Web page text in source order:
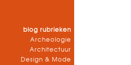
blog rubrieken
Archeologie
Architectuur
Design & Mode